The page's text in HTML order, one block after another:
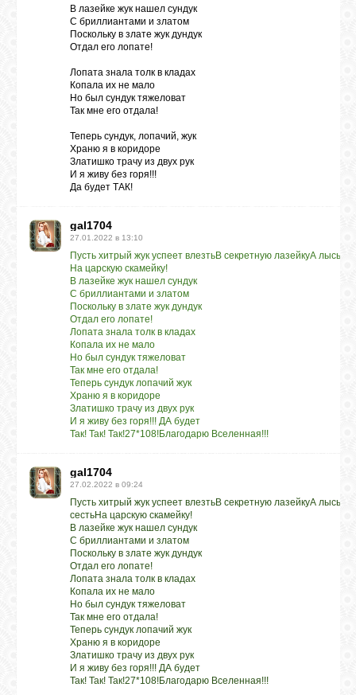
В лазейке жук нашел сундук
С бриллиантами и златом
Поскольку в злате жук дундук
Отдал его лопате!
Лопата знала толк в кладах
Копала их не мало
Но был сундук тяжеловат
Так мне его отдала!
Теперь сундук, лопачий, жук
Храню я в коридоре
Златишко трачу из двух рук
И я живу без горя!!!
Да будет ТАК!
gal1704
27.01.2022 в 13:10
Пусть хитрый жук успеет влезтьВ секретную лазейкуА лысый
На царскую скамейку!
В лазейке жук нашел сундук
С бриллиантами и златом
Поскольку в злате жук дундук
Отдал его лопате!
Лопата знала толк в кладах
Копала их не мало
Но был сундук тяжеловат
Так мне его отдала!
Теперь сундук лопачий жук
Храню я в коридоре
Златишко трачу из двух рук
И я живу без горя!!! ДА будет
Так! Так! Так!27*108!Благодарю Вселенная!!!
gal1704
27.02.2022 в 09:24
Пусть хитрый жук успеет влезтьВ секретную лазейкуА лысый
сестьНа царскую скамейку!
В лазейке жук нашел сундук
С бриллиантами и златом
Поскольку в злате жук дундук
Отдал его лопате!
Лопата знала толк в кладах
Копала их не мало
Но был сундук тяжеловат
Так мне его отдала!
Теперь сундук лопачий жук
Храню я в коридоре
Златишко трачу из двух рук
И я живу без горя!!! ДА будет
Так! Так! Так!27*108!Благодарю Вселенная!!!